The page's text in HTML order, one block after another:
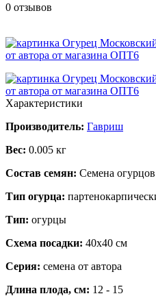
0 отзывов
Характеристики
Производитель: Гавриш
Вес: 0.005 кг
Состав семян: Семена огурцов
Тип огурца:
Тип: огурцы
Схема посадки: 40х40 см
Серия: семена от автора
Длина плода, см: 12 - 15